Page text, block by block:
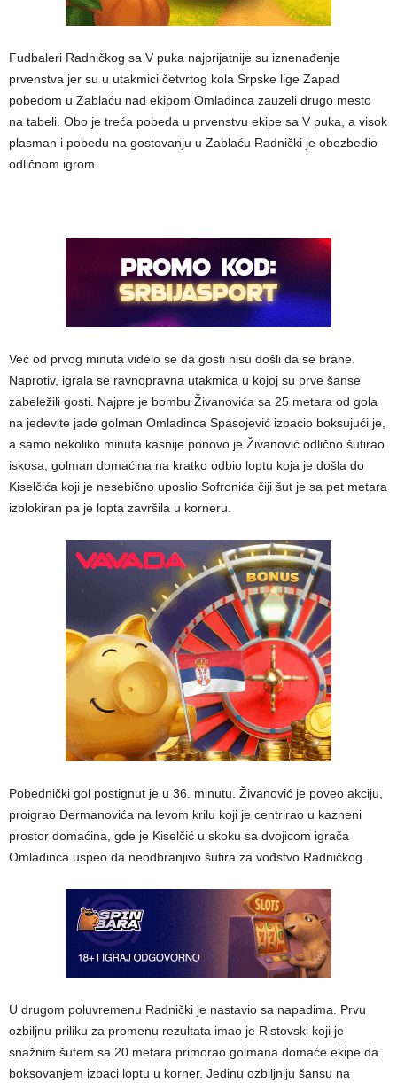
Fudbaleri Radničkog sa V puka najprijatnije su iznenađenje
prvenstva jer su u utakmici četvrtog kola Srpske lige Zapad
pobedom u Zablaću nad ekipom Omladinca zauzeli drugo mesto
na tabeli. Obo je treća pobeda u prvenstvu ekipe sa V puka, a visok
plasman i pobedu na gostovanju u Zablaću Radnički je obezbedio
odličnom igrom.
Već od prvog minuta videlo se da gosti nisu došli da se brane.
Naprotiv, igrala se ravnopravna utakmica u kojoj su prve šanse
zabeležili gosti. Najpre je bombu Živanovića sa 25 metara od gola
na jedevite jade golman Omladinca Spasojević izbacio boksujući je,
a samo nekoliko minuta kasnije ponovo je Živanović odlično šutirao
iskosa, golman domaćina na kratko odbio loptu koja je došla do
Kiselčića koji je nesebično uposlio Sofronića čiji šut je sa pet metara
izblokiran pa je lopta završila u korneru.
Pobednički gol postignut je u 36. minutu. Živanović je poveo akciju,
proigrao Đermanovića na levom krilu koji je centrirao u kazneni
prostor domaćina, gde je Kiselčić u skoku sa dvojicom igrača
Omladinca uspeo da neodbranjivo šutira za vođstvo Radničkog.
U drugom poluvremenu Radnički je nastavio sa napadima. Prvu
ozbiljnu priliku za promenu rezultata imao je Ristovski koji je
snažnim šutem sa 20 metara primorao golmana domaće ekipe da
boksovanjem izbaci loptu u korner. Jedinu ozbiljniju šansu na